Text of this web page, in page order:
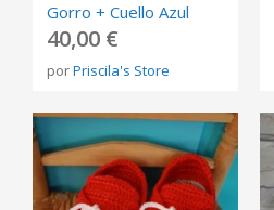
Gorro + Cuello Azul
40,00 €
porPriscila's Store